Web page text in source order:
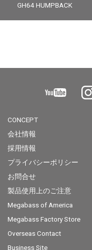
GH64 HUMPBACK
CONCEPT
会社情報
採用情報
プライバシーポリシー
お問合せ
製品使用上のご注意
Megabass of America
Megabass Factory Store
Overseas Contact
Business Site